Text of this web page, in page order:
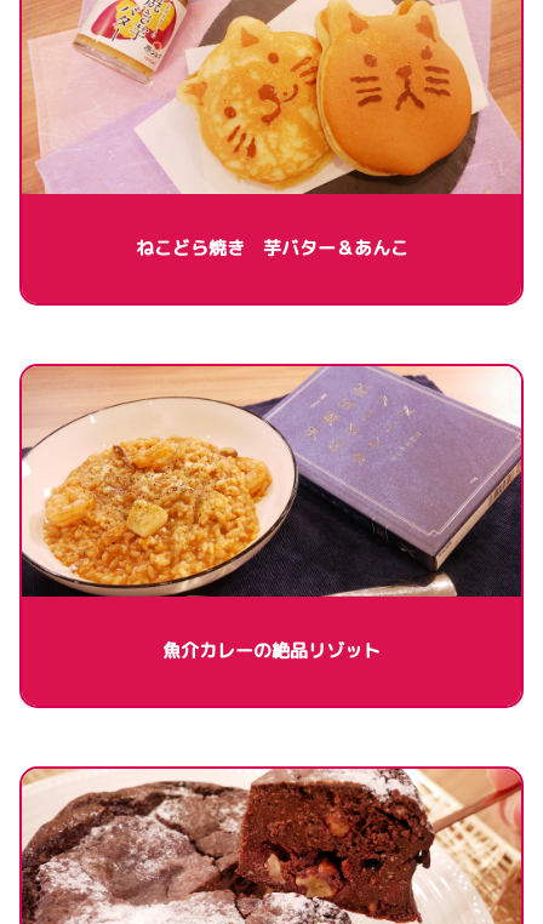
ねこどら焼き 芋バター＆あんこ
魚介カレーの絶品リゾット